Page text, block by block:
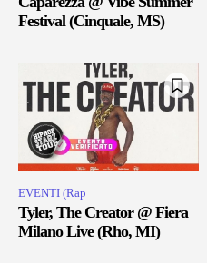
Festival (Cinquale, MS)
EVENTI (Rap
Tyler, The Creator @ Fiera
Milano Live (Rho, MI)